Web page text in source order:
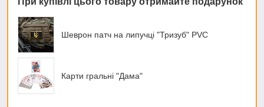
Шеврон патч на липучці "Тризуб" PVC
Карти гральні "Дама"